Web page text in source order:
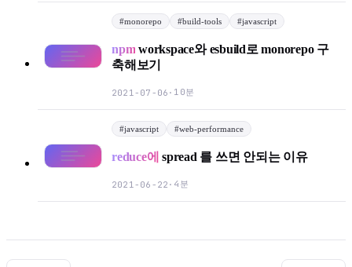
#monorepo #build-tools #javascript
npm workspace와 esbuild로 monorepo 구
축해보기
2021-07-06 · 10분
#javascript #web-performance
reduce에 spread 를 쓰면 안되는 이유
2021-06-22 · 4분